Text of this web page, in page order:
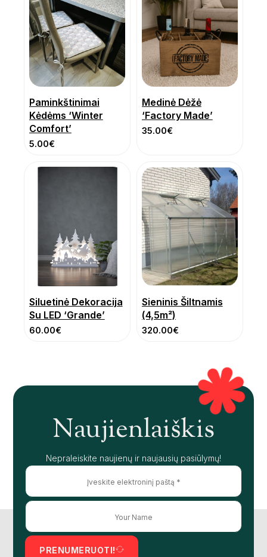
Paminkštinimai
Kėdėms ‘Winter
Comfort’
5.00€
Medinė Dėžė
‘Factory Made’
35.00€
Siluetinė Dekoracija
Su LED ‘Grande’
60.00€
Sieninis Šiltnamis
(4,5m²)
320.00€
Naujienlaiškis
Nepraleiskite naujienų ir naujausių pasiūlymų!
PRENUMERUOTI!